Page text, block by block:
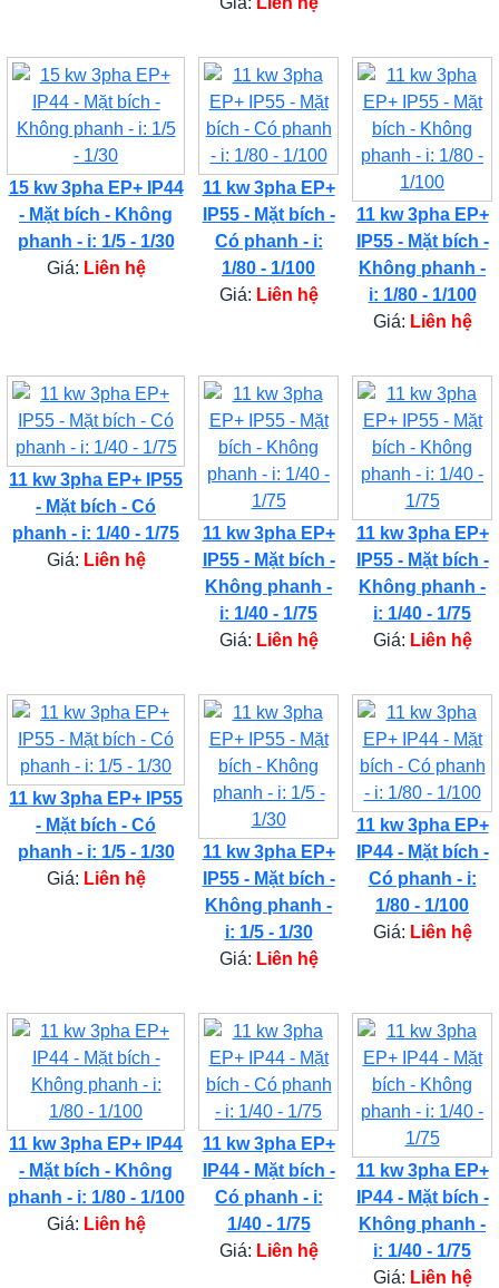
15 kw 3pha EP+ IP44
- Mặt bích - Không
phanh - i: 1/5 - 1/30
Giá: Liên hệ
11 kw 3pha EP+
IP55 - Mặt bích -
Có phanh - i:
1/80 - 1/100
Giá: Liên hệ
11 kw 3pha EP+
IP55 - Mặt bích -
Không phanh -
i: 1/80 - 1/100
Giá: Liên hệ
11 kw 3pha EP+ IP55
- Mặt bích - Có
phanh - i: 1/40 - 1/75
Giá: Liên hệ
11 kw 3pha EP+
IP55 - Mặt bích -
Không phanh -
i: 1/40 - 1/75
Giá: Liên hệ
11 kw 3pha EP+
IP55 - Mặt bích -
Không phanh -
i: 1/40 - 1/75
Giá: Liên hệ
11 kw 3pha EP+ IP55
- Mặt bích - Có
phanh - i: 1/5 - 1/30
Giá: Liên hệ
11 kw 3pha EP+
IP55 - Mặt bích -
Không phanh -
i: 1/5 - 1/30
Giá: Liên hệ
11 kw 3pha EP+
IP44 - Mặt bích -
Có phanh - i:
1/80 - 1/100
Giá: Liên hệ
11 kw 3pha EP+ IP44
- Mặt bích - Không
phanh - i: 1/80 - 1/100
Giá: Liên hệ
11 kw 3pha EP+
IP44 - Mặt bích -
Có phanh - i:
1/40 - 1/75
Giá: Liên hệ
11 kw 3pha EP+
IP44 - Mặt bích -
Không phanh -
i: 1/40 - 1/75
Giá: Liên hệ